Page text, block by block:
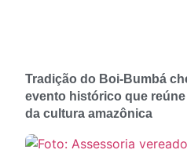
Tradição do Boi-Bumbá
evento histórico que
da cultura amazônica